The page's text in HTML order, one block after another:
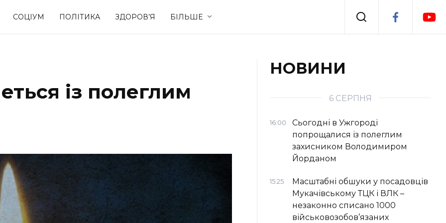
СОЦІУМ ПОЛІТИКА ЗДОРОВ’Я БІЛЬШЕ
Події
Спорт Стиль життя
із полеглим
НОВИНИ
6 СЕРПНЯ
16:00
Сьогодні в Ужгороді
попрощалися із полеглим
захисником Володимиром
Йорданом
15:25
Масштабні обшуки у посадовців
Мукачівському ТЦК і ВЛК –
незаконно списано 1000
військовозобов’язаних